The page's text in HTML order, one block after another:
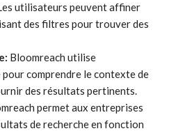
utilisateurs peuvent affiner
des filtres pour trouver des
Bloomreach utilise
comprendre le contexte de
des résultats pertinents.
permet aux entreprises
de recherche en fonction